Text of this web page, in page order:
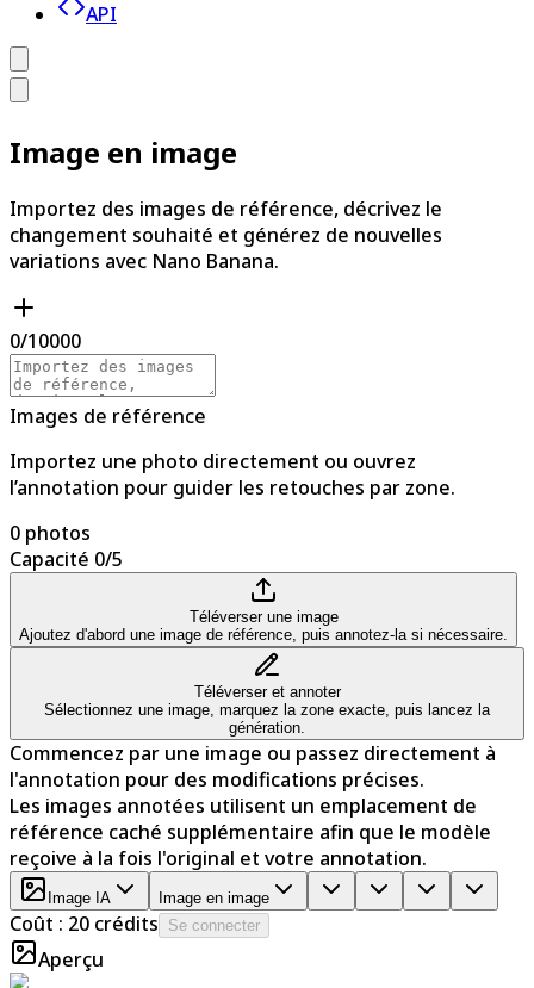
API
Image en image
Importez des images de référence, décrivez le
changement souhaité et générez de nouvelles
variations avec Nano Banana.
0/10000
Images de référence
Importez une photo directement ou ouvrez
l’annotation pour guider les retouches par zone.
0 photos
Capacité 0/5
Téléverser une image
Ajoutez d'abord une image de référence, puis annotez-la si nécessaire.
Téléverser et annoter
Sélectionnez une image, marquez la zone exacte, puis lancez la
génération.
Commencez par une image ou passez directement à
l'annotation pour des modifications précises.
Les images annotées utilisent un emplacement de
référence caché supplémentaire afin que le modèle
reçoive à la fois l'original et votre annotation.
Image IA Image en image
Coût : 20 crédits Se connecter
Aperçu